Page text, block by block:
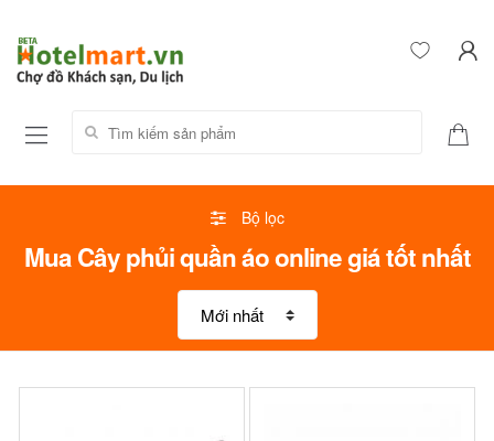
Tìm kiếm sản phẩm:
Bộ lọc
Mua Cây phủi quần áo online giá tốt nhất